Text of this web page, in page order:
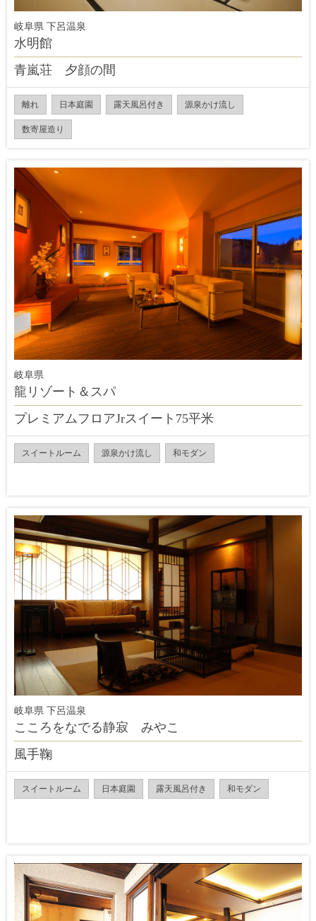
岐阜県 下呂温泉
水明館
青嵐荘 夕顔の間
離れ 日本庭園 露天風呂付き 源泉かけ流し
数寄屋造り
岐阜県
龍リゾート＆スパ
プレミアムフロアJrスイート75平米
スイートルーム 源泉かけ流し 和モダン
岐阜県 下呂温泉
こころをなでる静寂 みやこ
風手鞠
スイートルーム 日本庭園 露天風呂付き 和モダン